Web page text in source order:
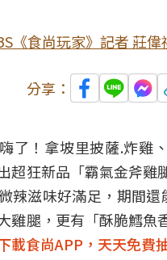
《食尚玩家》記者 莊偉
分享：
了！拿坡里披薩.炸雞
超狂新品「霸氣金斧雞
辣滋味好滿足，期間
雞腿，更有「酥脆鱈魚
載食尚APP，天天免費